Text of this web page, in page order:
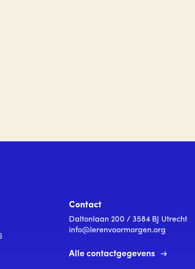
Contact
Daltonlaan 200 / 3584 BJ Utrecht
info@lerenvoormorgen.org
Alle contactgegevens